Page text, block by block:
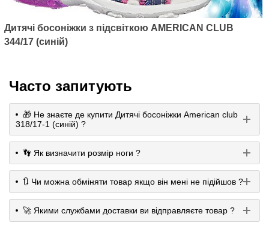
Дитячі босоніжки з підсвіткою AMERICAN CLUB
344/17 (синій)
Часто запитують
🎁 Не знаєте де купити Дитячі босоніжки American club
318/17-1 (синій) ?
👣 Як визначити розмір ноги ?
🔃 Чи можна обміняти товар якщо він мені не підійшов ?
🚀 Якими службами доставки ви відправляєте товар ?